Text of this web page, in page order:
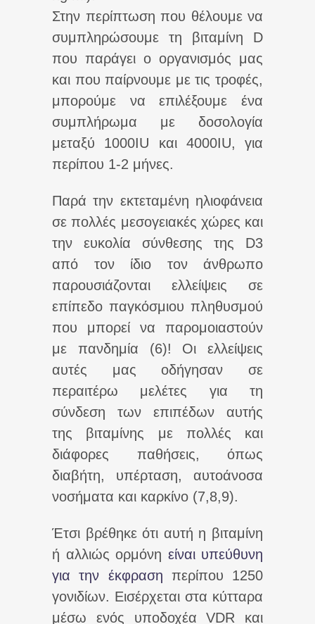
Στην περίπτωση που θέλουμε να
συμπληρώσουμε τη βιταμίνη D
που παράγει ο οργανισμός μας
και που παίρνουμε με τις τροφές,
μπορούμε να επιλέξουμε ένα
συμπλήρωμα με δοσολογία
μεταξύ 1000IU και 4000ΙU, για
περίπου 1-2 μήνες.
Παρά την εκτεταμένη ηλιοφάνεια
σε πολλές μεσογειακές χώρες και
την ευκολία σύνθεσης της D3
από τον ίδιο τον άνθρωπο
παρουσιάζονται ελλείψεις σε
επίπεδο παγκόσμιου πληθυσμού
που μπορεί να παρομοιαστούν
με πανδημία (6)! Οι ελλείψεις
αυτές μας οδήγησαν σε
περαιτέρω μελέτες για τη
σύνδεση των επιπέδων αυτής
της βιταμίνης με πολλές και
διάφορες παθήσεις, όπως
διαβήτη, υπέρταση, αυτοάνοσα
νοσήματα και καρκίνο (7,8,9).
Έτσι βρέθηκε ότι αυτή η βιταμίνη
ή αλλιώς ορμόνη είναι υπεύθυνη
για την έκφραση περίπου 1250
γονιδίων. Εισέρχεται στα κύτταρα
μέσω ενός υποδοχέα VDR και